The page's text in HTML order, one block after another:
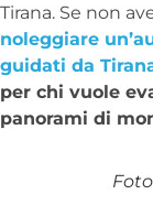
Tirana. Se non
noleggiare
guidati da
per chi vuole
panorami di